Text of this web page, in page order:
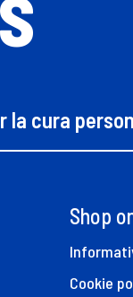
la cura
Shop
Cookie